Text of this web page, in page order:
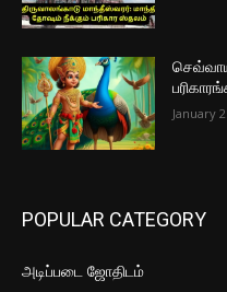
January
POPULAR CATEGORY
அடிப்படை ஜோதிடம்